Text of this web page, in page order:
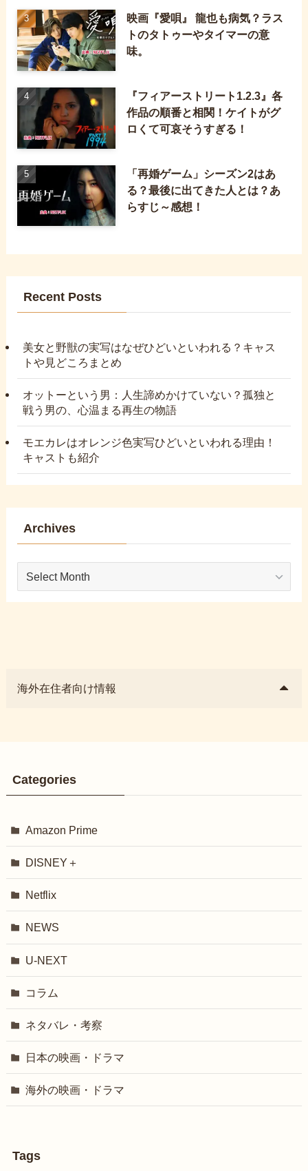
映画『愛唄』 龍也も病気？ラス
トのタトゥーやタイマーの意
味。
『フィアーストリート1.2.3』各
作品の順番と相関！ケイトがグ
ロくて可哀そうすぎる！
「再婚ゲーム」シーズン2はあ
る？最後に出てきた人とは？あ
らすじ～感想！
Recent Posts
美女と野獣の実写はなぜひどいといわれる？キャス
トや見どころまとめ
オットーという男：人生諦めかけていない？孤独と
戦う男の、心温まる再生の物語
モエカレはオレンジ色実写ひどいといわれる理由！
キャストも紹介
Archives
Archives
海外在住者向け情報
Categories
Amazon Prime
DISNEY＋
Netflix
NEWS
U-NEXT
コラム
ネタバレ・考察
日本の映画・ドラマ
海外の映画・ドラマ
Tags